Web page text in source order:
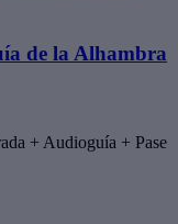
de la Alhambra
+ Audioguía + Pase